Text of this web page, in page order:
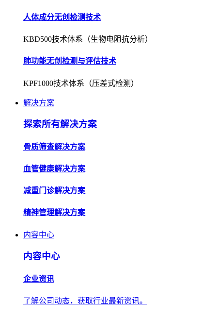
人体成分无创检测技术
KBD500技术体系（生物电阻抗分析）
肺功能无创检测与评估技术
KPF1000技术体系（压差式检测）
解决方案
探索所有解决方案
骨质筛查解决方案
血管健康解决方案
减重门诊解决方案
精神管理解决方案
内容中心
内容中心
企业资讯
了解公司动态，获取行业最新资讯。